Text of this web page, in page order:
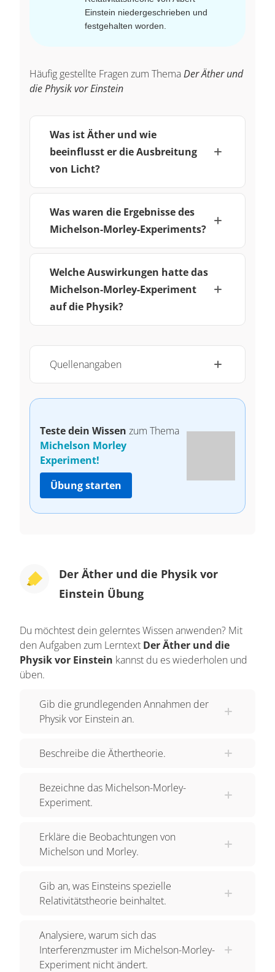
Einstein niedergeschrieben und
festgehalten worden.
Häufig gestellte Fragen zum ThemaDer Äther und
die Physik vor Einstein
Was ist Äther und wie
beeinflusst er die Ausbreitung
von Licht?
Was waren die Ergebnisse des
Michelson-Morley-Experiments?
Welche Auswirkungen hatte das
Michelson-Morley-Experiment
auf die Physik?
Quellenangaben
Teste dein Wissen zum Thema
Michelson Morley
Experiment!
Übung starten
Der Äther und die Physik vor
Einstein Übung
Du möchtest dein gelerntes Wissen anwenden? Mit
den Aufgaben zum Lerntext Der Äther und die
Physik vor Einstein kannst du es wiederholen und
üben.
Gib die grundlegenden Annahmen der
Physik vor Einstein an.
Beschreibe die Äthertheorie.
Bezeichne das Michelson-Morley-
Experiment.
Erkläre die Beobachtungen von
Michelson und Morley.
Gib an, was Einsteins spezielle
Relativitätstheorie beinhaltet.
Analysiere, warum sich das
Interferenzmuster im Michelson-Morley-
Experiment nicht ändert.